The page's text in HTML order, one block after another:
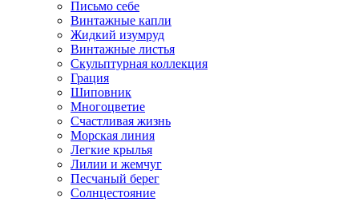
Письмо себе
Винтажные капли
Жидкий изумруд
Винтажные листья
Скульптурная коллекция
Грация
Шиповник
Многоцветие
Счастливая жизнь
Морская линия
Легкие крылья
Лилии и жемчуг
Песчаный берег
Солнцестояние